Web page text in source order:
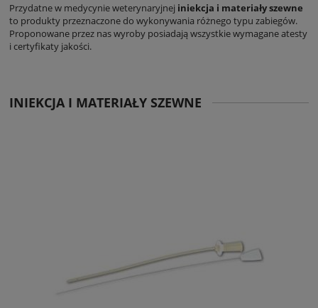
Przydatne w medycynie weterynaryjnej iniekcja i materiały szewne
to produkty przeznaczone do wykonywania różnego typu zabiegów.
Proponowane przez nas wyroby posiadają wszystkie wymagane atesty
i certyfikaty jakości.
INIEKCJA I MATERIAŁY SZEWNE